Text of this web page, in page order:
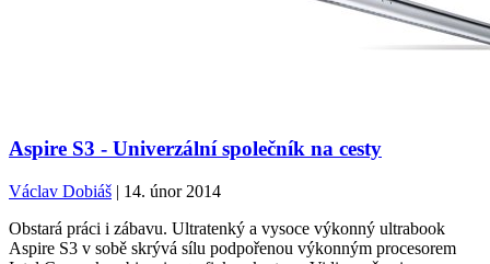
Aspire S3 - Univerzální společník na cesty
Václav Dobiáš | 14. únor 2014
Obstará práci i zábavu. Ultratenký a vysoce výkonný ultrabook
Aspire S3 v sobě skrývá sílu podpořenou výkonným procesorem